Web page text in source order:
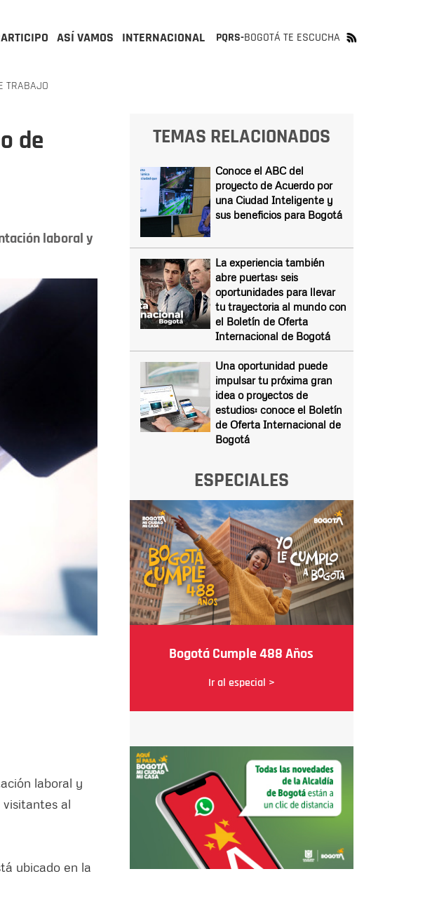
ASÍ VAMOS INTERNACIONAL PQRS-BOGOTÁ TE ESCUCHA
TRABAJO
de
laboral y
laboral y
visitantes al
ubicado en la
TEMAS RELACIONADOS
Conoce el ABC del
proyecto de Acuerdo por
una Ciudad Inteligente y
sus beneficios para Bogotá
La experiencia también
abre puertas: seis
oportunidades para llevar
tu trayectoria al mundo con
el Boletín de Oferta
Internacional de Bogotá
Una oportunidad puede
impulsar tu próxima gran
idea o proyectos de
estudios: conoce el Boletín
de Oferta Internacional de
Bogotá
ESPECIALES
Bogotá Cumple 488 Años
Ir al especial >